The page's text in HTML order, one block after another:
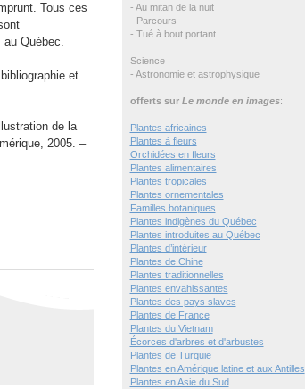
Tous ces
au Québec.
et
de la
2005. –
- Au mitan de la nuit
- Parcours
- Tué à bout portant
Science
- Astronomie et astrophysique
offerts sur Le monde en images:
Plantes africaines
Plantes à fleurs
Orchidées en fleurs
Plantes alimentaires
Plantes tropicales
Plantes ornementales
Familles botaniques
Plantes indigènes du Québec
Plantes introduites au Québec
Plantes d’intérieur
Plantes de Chine
Plantes traditionnelles
Plantes envahissantes
Plantes des pays slaves
Plantes de France
Plantes du Vietnam
Écorces d'arbres et d'arbustes
Plantes de Turquie
Plantes en Amérique latine et aux Antilles
Plantes en Asie du Sud